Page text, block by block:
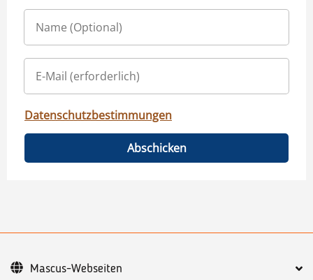
Datenschutzbestimmungen
Abschicken
Mascus-Webseiten